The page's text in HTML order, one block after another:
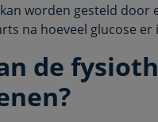
worden gesteld door
na hoeveel glucose er
de